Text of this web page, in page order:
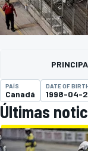
FÓRMULA E
NASCARINDYCAR
PAÍS
Canadá
DATE OF
1998-04-
Últimas